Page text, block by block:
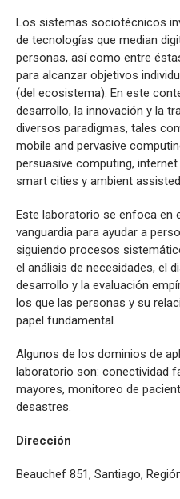
Los sistemas sociotécnicos
de tecnologías que median
personas, así como entre
para alcanzar objetivos
(del ecosistema). En este
desarrollo, la innovación y la
diversos paradigmas, tales
mobile and pervasive
persuasive computing,
smart cities y ambient
Este laboratorio se enfoca en
vanguardia para ayudar a
siguiendo procesos
el análisis de necesidades, el
desarrollo y la evaluación
los que las personas y su
papel fundamental.
Algunos de los dominios de
laboratorio son: conectividad
mayores, monitoreo de
desastres.
Dirección
Beauchef 851, Santiago,